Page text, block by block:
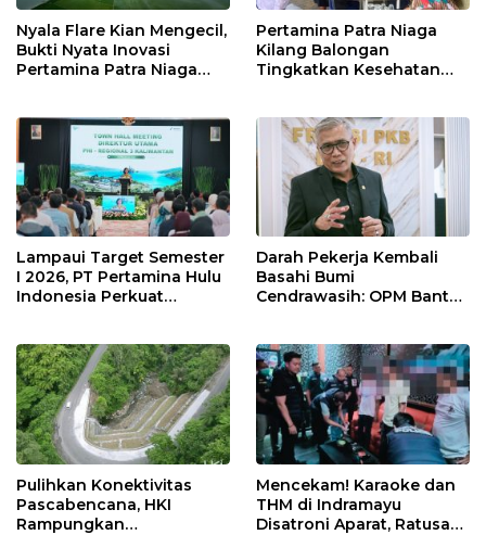
Nyala Flare Kian Mengecil,
Bukti Nyata Inovasi
Pertamina Patra Niaga
Pertamina Patra Niaga
Kilang Balongan
Tingkatkan Kesehatan
Rutin dan Edukasi
Perawatan Gigi
Lampaui Target Semester
I 2026, PT Pertamina Hulu
Indonesia Perkuat
Keselamatan Kerja
Darah Pekerja Kembali
Basahi Bumi
Cendrawasih: OPM Bantai
Pulihkan Konektivitas
Pascabencana, HKI
Rampungkan
Mencekam! Karaoke dan
THM di Indramayu
Disatroni Aparat, Ratusan